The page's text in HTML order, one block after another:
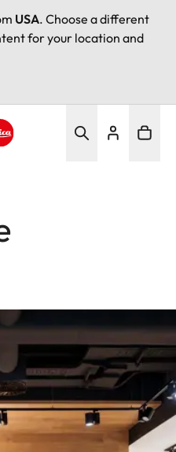
USA. Choose a different
for your location and